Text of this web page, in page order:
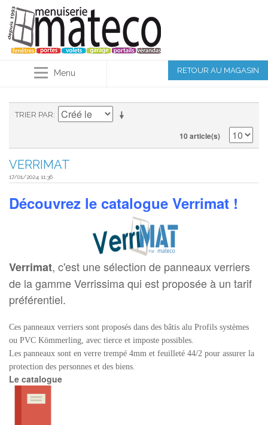
Menu RETOUR AU MAGASIN
TRIER PAR
10 article(s)
VERRIMAT
17/01/2024 11:36
Découvrez le catalogue Verrimat !
Verrimat, c'est une sélection de panneaux verriers
de la gamme Verrissima qui est proposée à un tarif
préférentiel.
Ces panneaux verriers sont proposés dans des bâtis alu Profils systèmes
ou PVC Kömmerling, avec tierce et imposte possibles.
Les panneaux sont en verre trempé 4mm et feuilleté 44/2 pour assurer la
protection des personnes et des biens.
Le catalogue